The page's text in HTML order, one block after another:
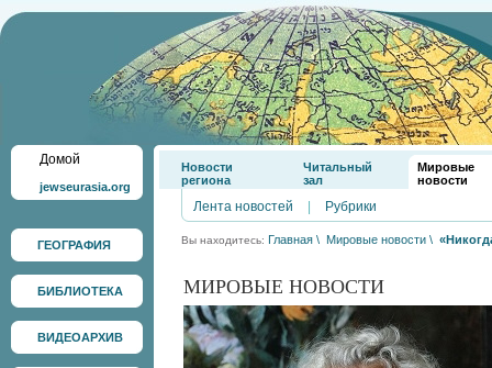
Домой
jewseurasia.org
ГЕОГРАФИЯ
БИБЛИОТЕКА
ВИДЕОАРХИВ
Новости
региона
Читальный
зал
Мировые
новости
Лента новостей Рубрики
Вы находитесь: Главная \ Мировые новости \
МИРОВЫЕ НОВОСТИ